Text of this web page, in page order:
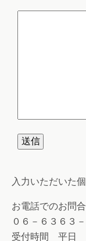
入力いただいた
お電話でのお
０６－６３６３
受付時間 平日